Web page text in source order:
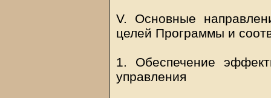
V. Основные
целей Программы и
1. Обеспечение
управления